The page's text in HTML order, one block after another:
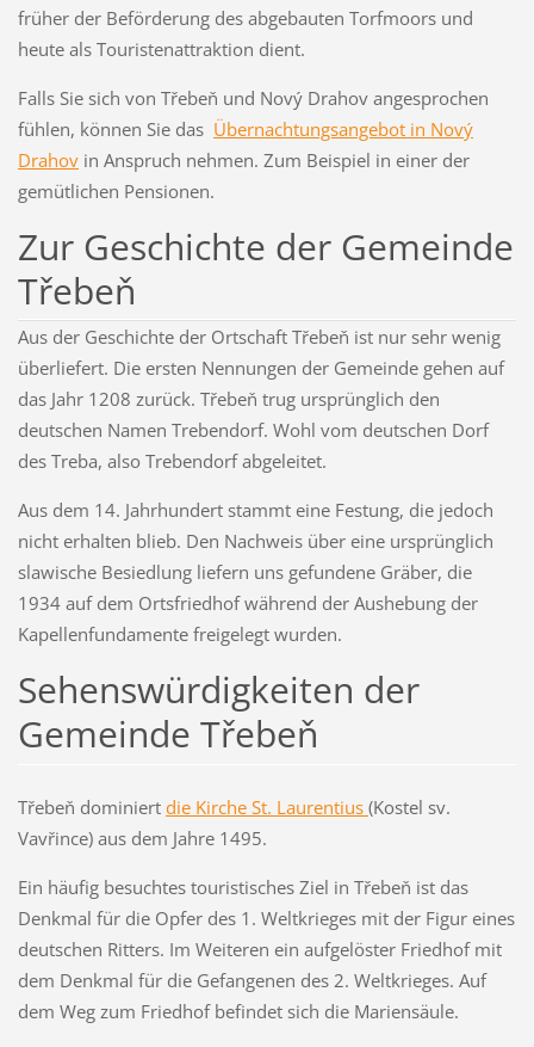
früher der Beförderung des abgebauten Torfmoors und
heute als Touristenattraktion dient.
Falls Sie sich von Třebeň und Nový Drahov angesprochen
fühlen, können Sie das Übernachtungsangebot in Nový
Drahovin Anspruch nehmen. Zum Beispiel in einer der
gemütlichen Pensionen.
Zur Geschichte der Gemeinde
Třebeň
Aus der Geschichte der Ortschaft Třebeň ist nur sehr wenig
überliefert. Die ersten Nennungen der Gemeinde gehen auf
das Jahr 1208 zurück. Třebeň trug ursprünglich den
deutschen Namen Trebendorf. Wohl vom deutschen Dorf
des Treba, also Trebendorf abgeleitet.
Aus dem 14. Jahrhundert stammt eine Festung, die jedoch
nicht erhalten blieb. Den Nachweis über eine ursprünglich
slawische Besiedlung liefern uns gefundene Gräber, die
1934 auf dem Ortsfriedhof während der Aushebung der
Kapellenfundamente freigelegt wurden.
Sehenswürdigkeiten der
Gemeinde Třebeň
Třebeň dominiert die Kirche St. Laurentius (Kostel sv.
Vavřince) aus dem Jahre 1495.
Ein häufig besuchtes touristisches Ziel in Třebeň ist das
Denkmal für die Opfer des 1. Weltkrieges mit der Figur eines
deutschen Ritters. Im Weiteren ein aufgelöster Friedhof mit
dem Denkmal für die Gefangenen des 2. Weltkrieges. Auf
dem Weg zum Friedhof befindet sich die Mariensäule.